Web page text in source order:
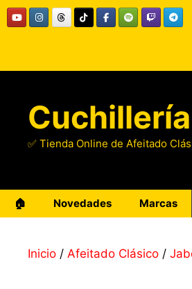
Saltar
al
✅ Tienda Online de Afeitado
🏠 Novedades Marcas
Inicio / Afeitado Clásico /